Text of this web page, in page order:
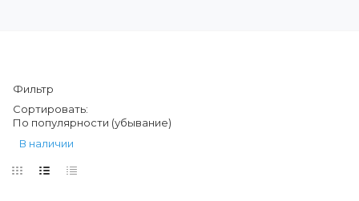
Фильтр
Сортировать:
По популярности (убывание)
В наличии